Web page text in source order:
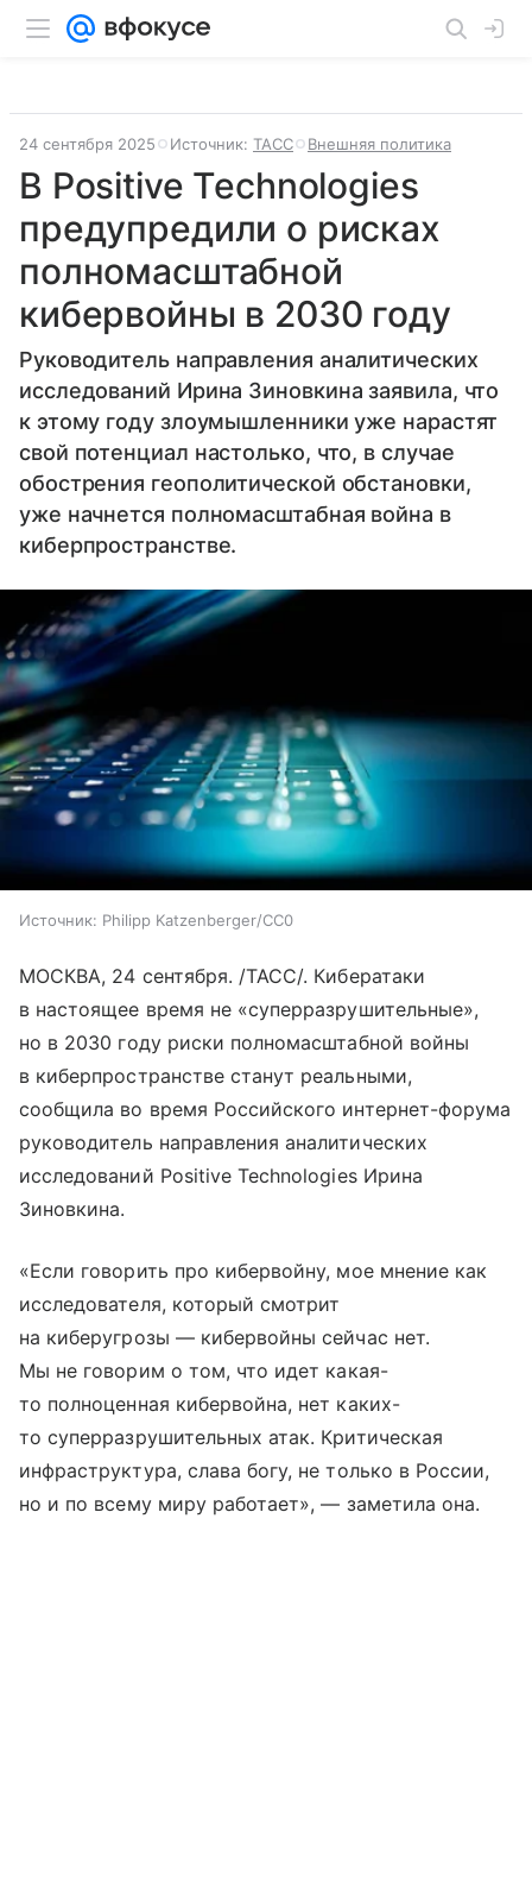
24 сентября 2025 Источник: ТАСС Внешняя политика
В Positive Technologies
предупредили о рисках
полномасштабной
кибервойны в 2030 году
Руководитель направления аналитических
исследований Ирина Зиновкина заявила, что
к этому году злоумышленники уже нарастят
свой потенциал настолько, что, в случае
обострения геополитической обстановки,
уже начнется полномасштабная война в
киберпространстве.
Источник: Philipp Katzenberger/CC0
МОСКВА, 24 сентября. /ТАСС/. Кибератаки
в настоящее время не «суперразрушительные»,
но в 2030 году риски полномасштабной войны
в киберпространстве станут реальными,
сообщила во время Российского интернет-форума
руководитель направления аналитических
исследований Positive Technologies Ирина
Зиновкина.
«Если говорить про кибервойну, мое мнение как
исследователя, который смотрит
на киберугрозы — кибервойны сейчас нет.
Мы не говорим о том, что идет какая-
то полноценная кибервойна, нет каких-
то суперразрушительных атак. Критическая
инфраструктура, слава богу, не только в России,
но и по всему миру работает», — заметила она.